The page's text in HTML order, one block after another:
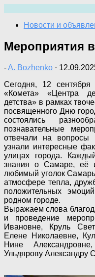
содержимому
Новости и
Мероприятия
-A. Bozhenko ·
Сегодня, 12
«Комета» «Центра
детства» в рамках
посвященного Дню
состоялись
познавательные
отвечали на
узнали интересные
улицах города.
знания о Самаре, её
любимый уголок
атмосфере тепла,
положительных
родном городе.
Выражаем слова
и проведение
Ивановне, Круль
Елене Николаевне,
Нине
Ульдярову Александру